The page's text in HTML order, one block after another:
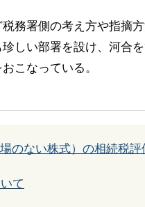
務署側の考え方や指摘
しい部署を設け、河合
こなっている。
のない株式）の相続税評
て